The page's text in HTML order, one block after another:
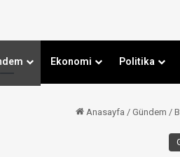
Ekonomi Politika
Anasayfa / Gündem /